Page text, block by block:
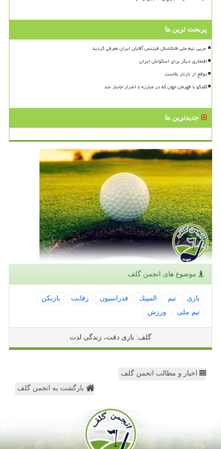
پربحث ترین ها
افتخاری دیگر برای اسکواش ایران
توقع از تارتار بالاست
گفتگو با قهرمان جهان که در مبارزه با اشرار جانباز شد
جدیدترین ها
موضوع های انجمن گلف
بازی تیم المپیك فدراسیون رقابت
بازیكن
تیم ملی
ورزش
گلف: بازی دقت، زندگی لذت
اخبار و مطالب انجمن گلف
بازگشت به انجمن گلف